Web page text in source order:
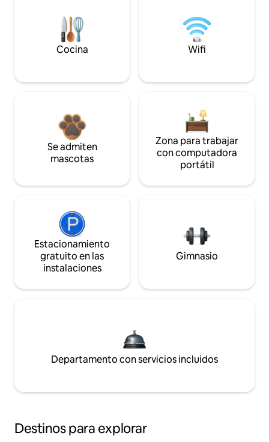
Cocina Wifi
Se admiten
mascotas
Zona para trabajar
con computadora
portátil
Estacionamiento
gratuito en las
instalaciones
Gimnasio
Departamento con servicios incluidos
Destinos para explorar